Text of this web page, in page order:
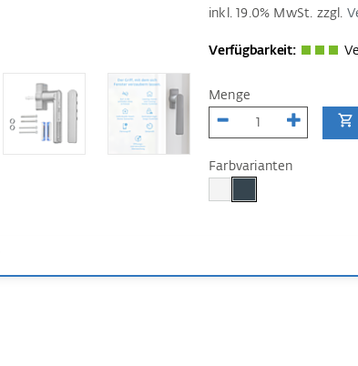
inkl. 19.0% MwSt. zzgl.
Verfügbarkeit:
Menge
Farbvarianten